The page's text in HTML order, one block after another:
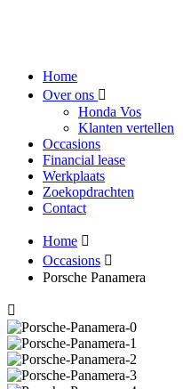
Home
Over ons
Honda Vos
Klanten vertellen
Occasions
Financial lease
Werkplaats
Zoekopdrachten
Contact
Home
Occasions
Porsche Panamera